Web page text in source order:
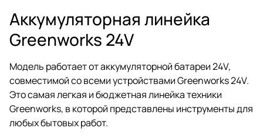
Аккумуляторная линейка
Greenworks 24V
Модель работает от аккумуляторной батареи 24V,
совместимой со всеми устройствами Greenworks 24V.
Это самая легкая и бюджетная линейка техники
Greenworks, в которой представлены инструменты для
любых бытовых работ.